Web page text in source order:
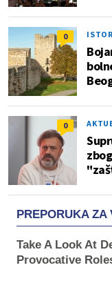
0
0
PREPORUKA ZA
Take A Look At
Provocative